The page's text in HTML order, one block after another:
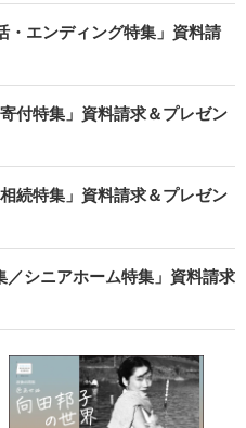
・エンディング特集」資料請
付特集」資料請求＆プレゼン
続特集」資料請求＆プレゼン
シニアホーム特集」資料請求